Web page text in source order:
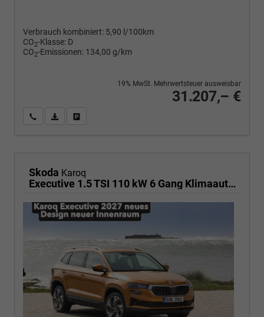
Verbrauch kombiniert: 5,90 l/100km
CO2-Klasse: D
CO2-Emissionen: 134,00 g/km
31.207,– €
19% MwSt. Mehrwertsteuer ausweisbar
Wir rufen Sie anPDF-Fahrzeugexposé drucken
Skoda Karoq
Executive 1.5 TSI 110 kW 6 Gang Klimaautomatik, Metallfarbe, ACC ,PDC v+h, LED, Smart Link, Rückkamera, Sun Set, Reserverad, 4 Jahre Garantie